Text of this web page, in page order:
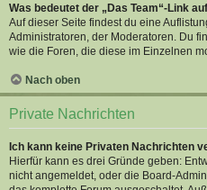
Was bedeutet der „Das Team“-Link
Auf dieser Seite findest du eine
Administratoren, der Moderatoren. Du
wie die Foren, die diese im Einzelnen
Nach oben
Private Nachrichten
Ich kann keine Privaten Nachrichten
Hierfür kann es drei Gründe geben:
nicht angemeldet, oder die Board-